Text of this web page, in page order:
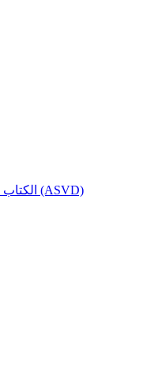
الكتاب المقدس ترجمة فانديك وسميث (ASVD)